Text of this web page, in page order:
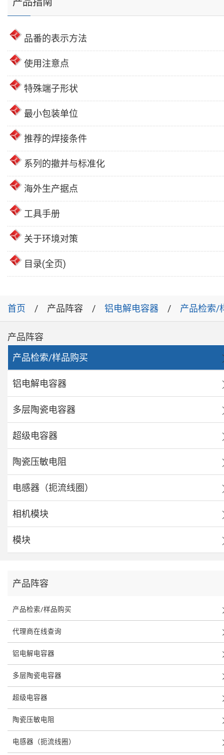
品番的表示方法
使用注意点
特殊端子形状
最小包装单位
推荐的焊接条件
系列的撤并与标准化
海外生产据点
工具手册
关于环境对策
目录(全页)
首页 产品阵容 铝电解电容器 产品检索/
产品阵容
产品检索/样品购买
铝电解电容器
多层陶瓷电容器
超级电容器
陶瓷压敏电阻
电感器（扼流线圈）
相机模块
模块
产品阵容
产品检索/样品购买
代理商在线查询
铝电解电容器
多层陶瓷电容器
超级电容器
陶瓷压敏电阻
电感器（扼流线圈）